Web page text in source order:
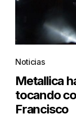
Noticias
Metallica
tocando
Francisco